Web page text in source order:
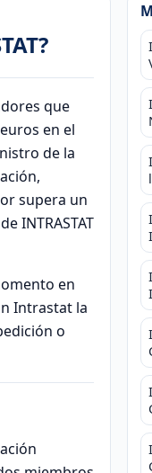
que
en el
de la
supera un
INTRASTAT
en
Intrastat la
o